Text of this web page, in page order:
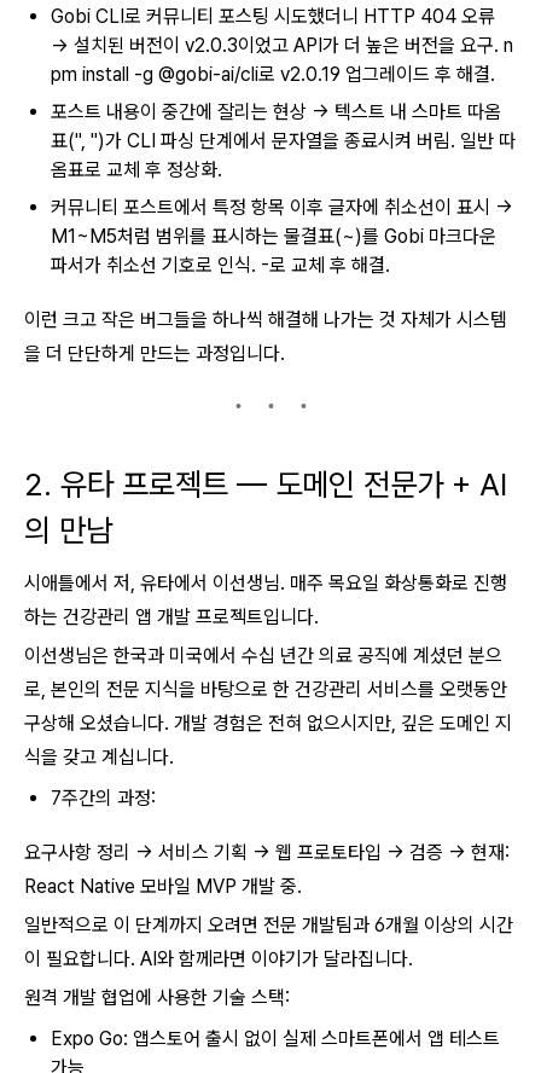
Gobi CLI로 커뮤니티 포스팅 시도했더니 HTTP 404 오류
→ 설치된 버전이 v2.0.3이었고 API가 더 높은 버전을 요구. n
pm install -g @gobi-ai/cli로 v2.0.19 업그레이드 후 해결.
포스트 내용이 중간에 잘리는 현상 → 텍스트 내 스마트 따옴
표(", ")가 CLI 파싱 단계에서 문자열을 종료시켜 버림. 일반 따
옴표로 교체 후 정상화.
커뮤니티 포스트에서 특정 항목 이후 글자에 취소선이 표시 →
M1~M5처럼 범위를 표시하는 물결표(~)를 Gobi 마크다운
파서가 취소선 기호로 인식. -로 교체 후 해결.
이런 크고 작은 버그들을 하나씩 해결해 나가는 것 자체가 시스템
을 더 단단하게 만드는 과정입니다.
2. 유타 프로젝트 — 도메인 전문가 + AI
의 만남
시애틀에서 저, 유타에서 이선생님. 매주 목요일 화상통화로 진행
하는 건강관리 앱 개발 프로젝트입니다.
이선생님은 한국과 미국에서 수십 년간 의료 공직에 계셨던 분으
로, 본인의 전문 지식을 바탕으로 한 건강관리 서비스를 오랫동안
구상해 오셨습니다. 개발 경험은 전혀 없으시지만, 깊은 도메인 지
식을 갖고 계십니다.
7주간의 과정:
요구사항 정리 → 서비스 기획 → 웹 프로토타입 → 검증 → 현재:
React Native 모바일 MVP 개발 중.
일반적으로 이 단계까지 오려면 전문 개발팀과 6개월 이상의 시간
이 필요합니다. AI와 함께라면 이야기가 달라집니다.
원격 개발 협업에 사용한 기술 스택:
Expo Go: 앱스토어 출시 없이 실제 스마트폰에서 앱 테스트
가능